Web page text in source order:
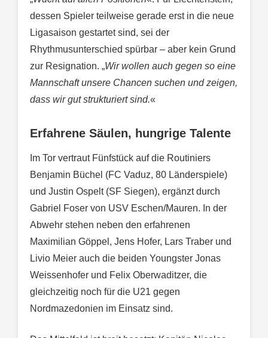
dessen Spieler teilweise gerade erst in die neue
Ligasaison gestartet sind, sei der
Rhythmusunterschied spürbar – aber kein Grund
zur Resignation. „Wir wollen auch gegen so eine
Mannschaft unsere Chancen suchen und zeigen,
dass wir gut strukturiert sind.«
Erfahrene Säulen, hungrige Talente
Im Tor vertraut Fünfstück auf die Routiniers
Benjamin Büchel (FC Vaduz, 80 Länderspiele)
und Justin Ospelt (SF Siegen), ergänzt durch
Gabriel Foser von USV Eschen/Mauren. In der
Abwehr stehen neben den erfahrenen
Maximilian Göppel, Jens Hofer, Lars Traber und
Livio Meier auch die beiden Youngster Jonas
Weissenhofer und Felix Oberwaditzer, die
gleichzeitig noch für die U21 gegen
Nordmazedonien im Einsatz sind.